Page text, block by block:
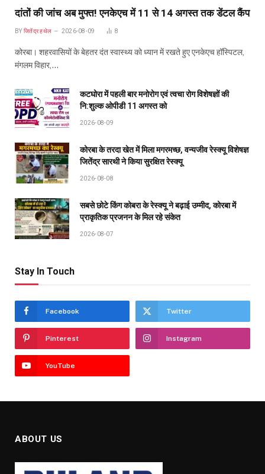
दांतों की जांच अब मुफ्त! एनकेएच में 11 से 14 अगस्त तक डेंटल कैंप
BY जितेंद्र हथेल 2026-08-09 8
कोरबा। शहरवासियों के बेहतर दंत स्वास्थ्य को ध्यान में रखते हुए एनकेएच हॉस्पिटल,
मंगलम विहार,…
कटघोरा में पहली बार मनोरोग एवं त्वचा रोग विशेषज्ञों की
नि:शुल्क ओपीडी 11 अगस्त को
2026-08-09
कोरबा के तरदा खेत में मिला मगरमच्छ, वन्यजीव रेस्क्यू विशेषज्ञ
जितेंद्र सारथी ने किया सुरक्षित रेस्क्यू
2026-08-08
सबसे छोटे किंग कोबरा के रेस्क्यू ने बढ़ाई उम्मीद, कोरबा में
प्राकृतिक प्रजनन के मिल रहे संकेत
2026-08-07
Stay In Touch
Facebook Twitter
Pinterest Instagram
YouTube
ABOUT US